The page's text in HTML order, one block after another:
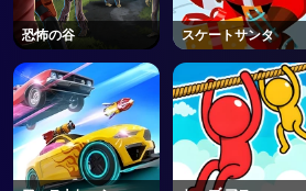
恐怖の谷 スケートサンタ